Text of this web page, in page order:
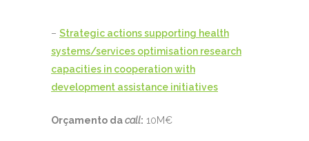
– Strategic actions supporting health
systems/services optimisation research
capacities in cooperation with
development assistance initiatives
Orçamento dacall: 10M€